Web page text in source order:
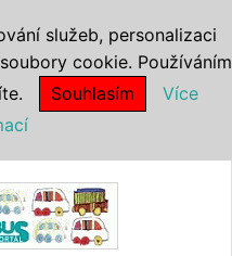
služeb, personalizaci
cookie. Používáním
Souhlasím
Více